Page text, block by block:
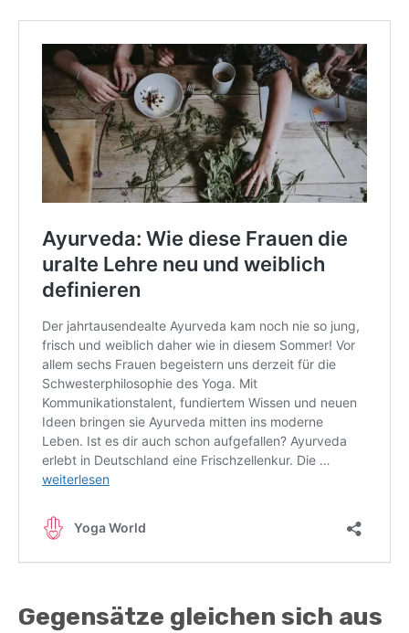
Gegensätze gleichen sich aus